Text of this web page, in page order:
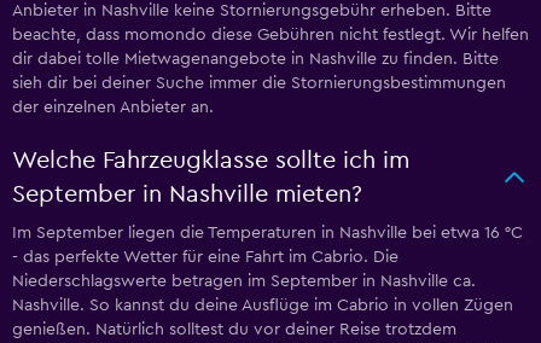
Anbieter in Nashville keine Stornierungsgebühr erheben. Bitte
beachte, dass momondo diese Gebühren nicht festlegt. Wir helfen
dir dabei tolle Mietwagenangebote in Nashville zu finden. Bitte
sieh dir bei deiner Suche immer die Stornierungsbestimmungen
der einzelnen Anbieter an.
Welche Fahrzeugklasse sollte ich im
September in Nashville mieten?
Im September liegen die Temperaturen in Nashville bei etwa 16 °C
- das perfekte Wetter für eine Fahrt im Cabrio. Die
Niederschlagswerte betragen im September in Nashville ca.
Nashville. So kannst du deine Ausflüge im Cabrio in vollen Zügen
genießen. Natürlich solltest du vor deiner Reise trotzdem